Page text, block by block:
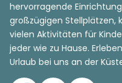
hervorragende
großzügigen
vielen Aktivitäten für
jeder wie zu Hause.
Urlaub bei uns an der